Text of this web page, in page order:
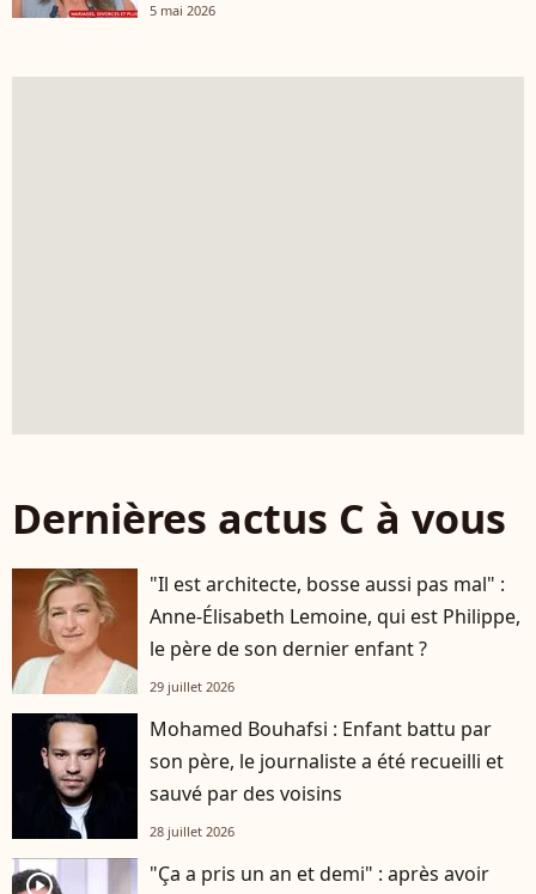
5 mai 2026
Dernières actus C à vous
"Il est architecte, bosse aussi pas mal" :
Anne-Élisabeth Lemoine, qui est Philippe,
le père de son dernier enfant ?
29 juillet 2026
Mohamed Bouhafsi : Enfant battu par
son père, le journaliste a été recueilli et
sauvé par des voisins
28 juillet 2026
player2
"Ça a pris un an et demi" : après avoir